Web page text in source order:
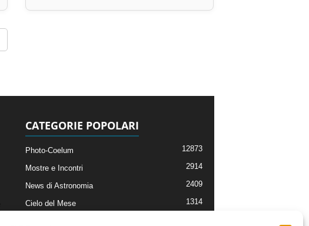
CATEGORIE POPOLARI
Photo-Coelum 12873
Mostre e Incontri 2914
News di Astronomia 2409
Cielo del Mese 1314